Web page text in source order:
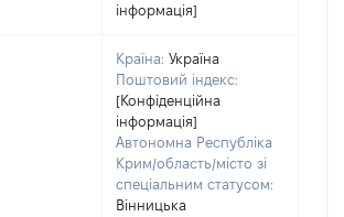
інформація]
Країна: Україна
Поштовий індекс:
[Конфіденційна
інформація]
Автономна Республіка
Крим/область/місто зі
спеціальним статусом:
Вінницька